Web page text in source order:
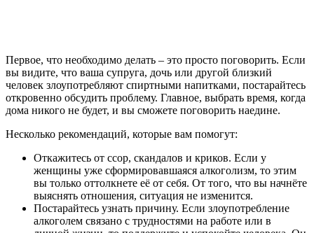
Первое, что необходимо делать – это просто поговорить. Если
вы видите, что ваша супруга, дочь или другой близкий
человек злоупотребляют спиртными напитками, постарайтесь
откровенно обсудить проблему. Главное, выбрать время, когда
дома никого не будет, и вы сможете поговорить наедине.
Несколько рекомендаций, которые вам помогут:
Откажитесь от ссор, скандалов и криков. Если у
женщины уже сформировавшаяся алкоголизм, то этим
вы только оттолкнете её от себя. От того, что вы начнёте
выяснять отношения, ситуация не изменится.
Постарайтесь узнать причину. Если злоупотребление
алкоголем связано с трудностями на работе или в